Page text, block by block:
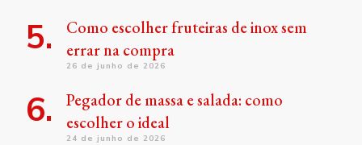
Como escolher fruteiras de inox sem
errar na compra
26 de junho de 2026
Pegador de massa e salada: como
escolher o ideal
24 de junho de 2026